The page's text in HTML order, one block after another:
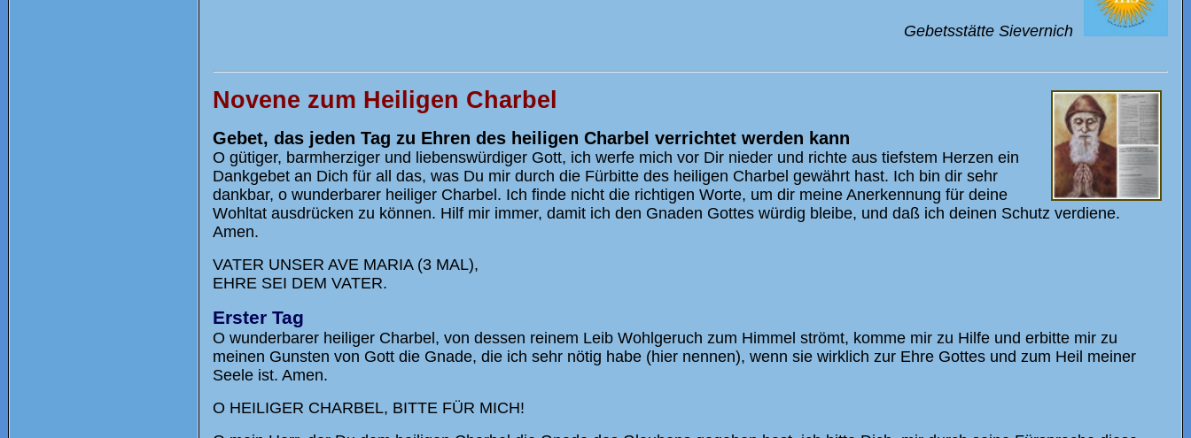
Gebetsstätte Sievernich
Novene zum Heiligen Charbel
Gebet, das jeden Tag zu Ehren des heiligen Charbel verrichtet werden kann
O gütiger, barmherziger und liebenswürdiger Gott, ich werfe mich vor Dir nieder und richte aus tiefstem Herzen ein
Dankgebet an Dich für all das, was Du mir durch die Fürbitte des heiligen Charbel gewährt hast. Ich bin dir sehr
dankbar, o wunderbarer heiliger Charbel. Ich finde nicht die richtigen Worte, um dir meine Anerkennung für deine
Wohltat ausdrücken zu können. Hilf mir immer, damit ich den Gnaden Gottes würdig bleibe, und daß ich deinen Schutz verdiene.
Amen.
VATER UNSER AVE MARIA (3 MAL),
EHRE SEI DEM VATER.
Erster Tag
O wunderbarer heiliger Charbel, von dessen reinem Leib Wohlgeruch zum Himmel strömt, komme mir zu Hilfe und erbitte mir zu
meinen Gunsten von Gott die Gnade, die ich sehr nötig habe (hier nennen), wenn sie wirklich zur Ehre Gottes und zum Heil meiner
Seele ist. Amen.
O HEILIGER CHARBEL, BITTE FÜR MICH!